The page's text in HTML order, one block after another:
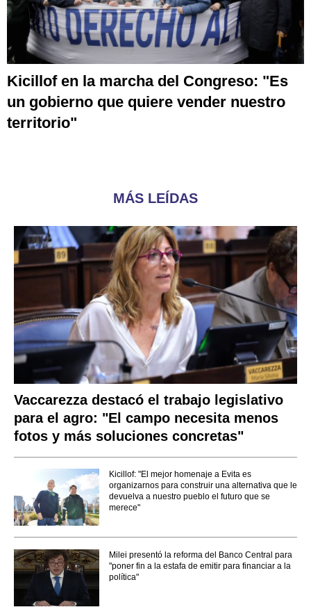
Kicillof en la marcha del Congreso: "Es
un gobierno que quiere vender nuestro
territorio"
MÁS LEÍDAS
Vaccarezza destacó el trabajo legislativo
para el agro: "El campo necesita menos
fotos y más soluciones concretas"
Kicillof: "El mejor homenaje a Evita es
organizarnos para construir una alternativa que le
devuelva a nuestro pueblo el futuro que se
merece"
Milei presentó la reforma del Banco Central para
"poner fin a la estafa de emitir para financiar a la
política"